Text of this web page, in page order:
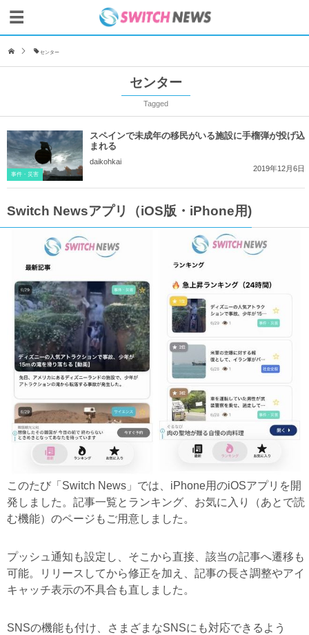
センター
センター
Tagged
事件・災害
スペインで未成年の移民がいる施設に手榴弾が投げ込
まれる
daikohkai
2019年12月6日
Switch Newsアプリ（iOS版・iPhone用)
このたび「Switch News」では、iPhone用のiOSアプリを開
発しました。記事一覧とランキング、お気に入り（あとで読
む機能）のページもご用意しました。
プッシュ通知も設定し、そこから直接、該当の記事へ遷移も
可能。リリースしてから修正を加え、記事の長さ調整やアイ
キャッチ表示の不具合も直しました。
SNSの機能も付け、さまざまなSNSにも対応できるよう